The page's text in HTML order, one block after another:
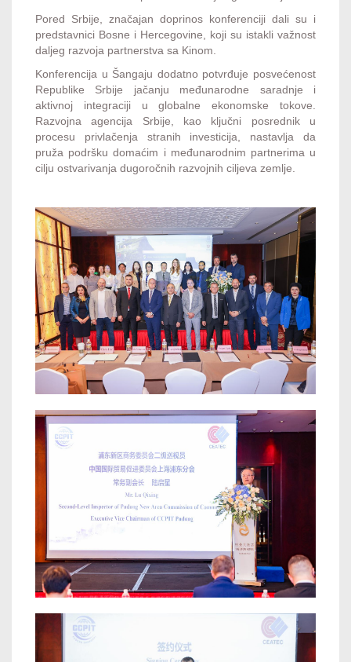
Pored Srbije, značajan doprinos konferenciji dali su i
predstavnici Bosne i Hercegovine, koji su istakli važnost
daljeg razvoja partnerstva sa Kinom.
Konferencija u Šangaju dodatno potvrđuje posvećenost
Republike Srbije jačanju međunarodne saradnje i
aktivnoj integraciji u globalne ekonomske tokove.
Razvojna agencija Srbije, kao ključni posrednik u
procesu privlačenja stranih investicija, nastavlja da
pruža podršku domaćim i međunarodnim partnerima u
cilju ostvarivanja dugoročnih razvojnih ciljeva zemlje.